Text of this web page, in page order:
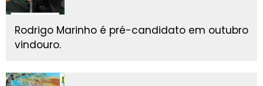
Rodrigo Marinho é pré-candidato em outubro
vindouro.